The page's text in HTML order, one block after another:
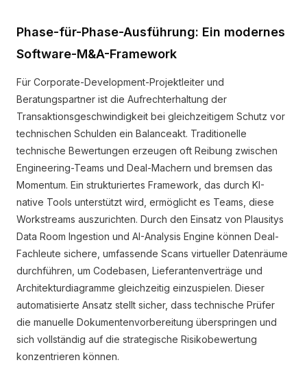
Phase-für-Phase-Ausführung: Ein modernes
Software-M&A-Framework
Für Corporate-Development-Projektleiter und
Beratungspartner ist die Aufrechterhaltung der
Transaktionsgeschwindigkeit bei gleichzeitigem Schutz vor
technischen Schulden ein Balanceakt. Traditionelle
technische Bewertungen erzeugen oft Reibung zwischen
Engineering-Teams und Deal-Machern und bremsen das
Momentum. Ein strukturiertes Framework, das durch KI-
native Tools unterstützt wird, ermöglicht es Teams, diese
Workstreams auszurichten. Durch den Einsatz von Plausitys
Data Room Ingestion und AI-Analysis Engine können Deal-
Fachleute sichere, umfassende Scans virtueller Datenräume
durchführen, um Codebasen, Lieferantenverträge und
Architekturdiagramme gleichzeitig einzuspielen. Dieser
automatisierte Ansatz stellt sicher, dass technische Prüfer
die manuelle Dokumentenvorbereitung überspringen und
sich vollständig auf die strategische Risikobewertung
konzentrieren können.